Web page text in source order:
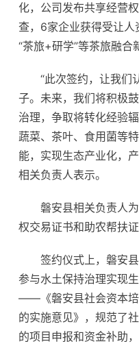
化，公司发布共享经营
查，6家企业获得受让人
“茶旅+研学”等茶旅融合
“此次签约，让我们
子。未来，我们将积极
治理，争取将转化经验
蔬菜、茶叶、食用菌等
能，实现生态产业化，
相关负责人表示。
磐安县相关负责人
权交易证书和助农帮扶证
签约仪式上，磐安
参与水土保持治理实现
——《磐安县社会资本培
的实施意见》，规范了
的项目申报和资金补助